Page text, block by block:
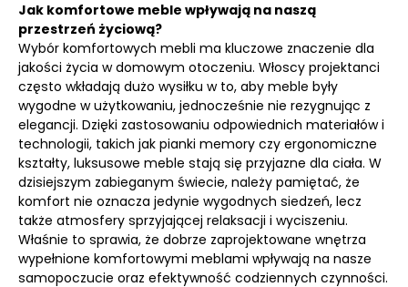
Jak komfortowe meble wpływają na naszą
przestrzeń życiową?
Wybór komfortowych mebli ma kluczowe znaczenie dla
jakości życia w domowym otoczeniu. Włoscy projektanci
często wkładają dużo wysiłku w to, aby meble były
wygodne w użytkowaniu, jednocześnie nie rezygnując z
elegancji. Dzięki zastosowaniu odpowiednich materiałów i
technologii, takich jak pianki memory czy ergonomiczne
kształty, luksusowe meble stają się przyjazne dla ciała. W
dzisiejszym zabieganym świecie, należy pamiętać, że
komfort nie oznacza jedynie wygodnych siedzeń, lecz
także atmosfery sprzyjającej relaksacji i wyciszeniu.
Właśnie to sprawia, że dobrze zaprojektowane wnętrza
wypełnione komfortowymi meblami wpływają na nasze
samopoczucie oraz efektywność codziennych czynności.